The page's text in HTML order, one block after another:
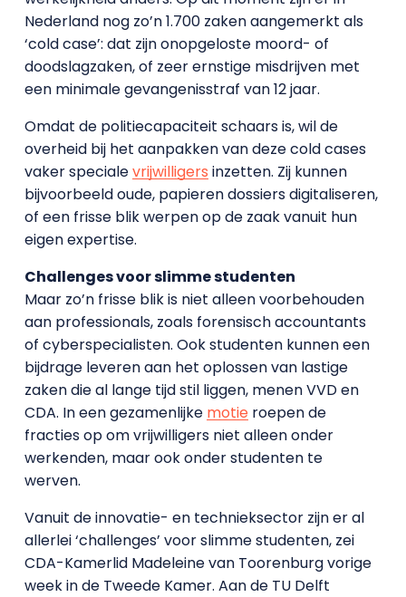
Nederland nog zo’n 1.700 zaken aangemerkt als
‘cold case’: dat zijn onopgeloste moord- of
doodslagzaken, of zeer ernstige misdrijven met
een minimale gevangenisstraf van 12 jaar.
Omdat de politiecapaciteit schaars is, wil de
overheid bij het aanpakken van deze cold cases
vaker specialevrijwilligers inzetten. Zij kunnen
bijvoorbeeld oude, papieren dossiers digitaliseren,
of een frisse blik werpen op de zaak vanuit hun
eigen expertise.
Challenges voor slimme studenten
Maar zo’n frisse blik is niet alleen voorbehouden
aan professionals, zoals forensisch accountants
of cyberspecialisten. Ook studenten kunnen een
bijdrage leveren aan het oplossen van lastige
zaken die al lange tijd stil liggen, menen VVD en
CDA. In een gezamenlijke motieroepen de
fracties op om vrijwilligers niet alleen onder
werkenden, maar ook onder studenten te
werven.
Vanuit de innovatie- en technieksector zijn er al
allerlei ‘challenges’ voor slimme studenten, zei
CDA-Kamerlid Madeleine van Toorenburg vorige
week in de Tweede Kamer. Aan de TU Delft